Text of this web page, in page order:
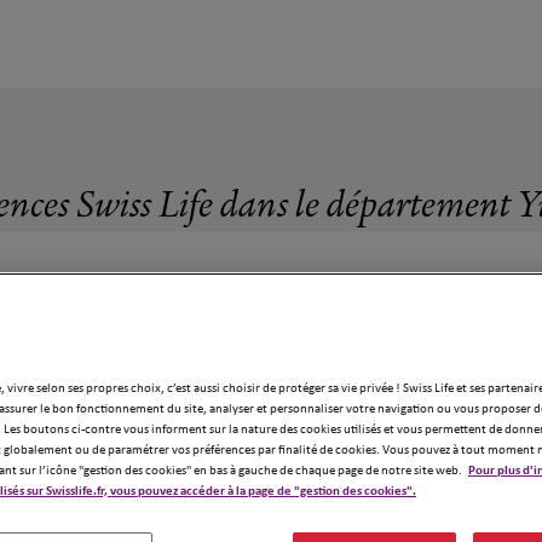
Swiss Life dans le département
Swiss Life dans le département
vivre selon ses propres choix, c’est aussi choisir de protéger sa vie privée ! Swiss Life et ses
le bon fonctionnement du site, analyser et personnaliser votre navigation ou vous proposer
Les boutons ci-contre vous informent sur la nature des cookies utilisés et vous permettent de
ou de paramétrer vos préférences par finalité de cookies. Vous pouvez à tout moment
sur l’icône "gestion des cookies" en bas à gauche de chaque page de notre site web.
Pour plus
sur Swisslife.fr, vous pouvez accéder à la page de "gestion des cookies".